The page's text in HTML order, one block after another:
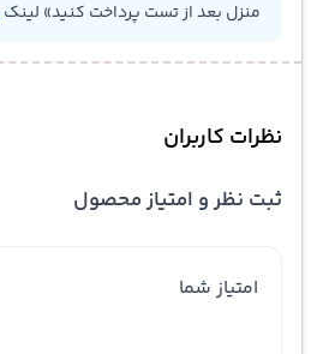
منزل بعد از تست پرداخت کنید» لینک
نظرات کاربران
ثبت نظر و امتیاز محصول
امتیاز شما